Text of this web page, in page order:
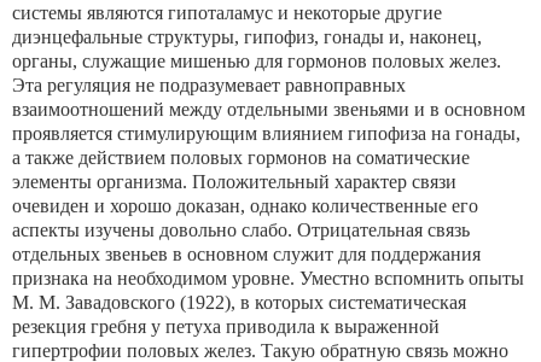
системы являются гипоталамус и некоторые другие
диэнцефальные структуры, гипофиз, гонады и, наконец,
органы, служащие мишенью для гормонов половых желез.
Эта регуляция не подразумевает равноправных
взаимоотношений между отдельными звеньями и в основном
проявляется стимулирующим влиянием гипофиза на гонады,
а также действием половых гормонов на соматические
элементы организма. Положительный характер связи
очевиден и хорошо доказан, однако количественные его
аспекты изучены довольно слабо. Отрицательная связь
отдельных звеньев в основном служит для поддержания
признака на необходимом уровне. Уместно вспомнить опыты
М. М. Завадовского (1922), в которых систематическая
резекция гребня у петуха приводила к выраженной
гипертрофии половых желез. Такую обратную связь можно